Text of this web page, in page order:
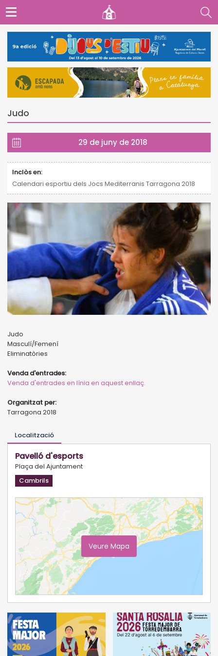
Judo
29 de juny de 2018
Inclòs en:
Calendari esportiu dels Jocs Mediterranis Tarragona 2018
Judo
Masculí/Femení
Eliminatòries
Venda d'entrades:
Venda d'entrades en línia en aquest enllaç.
Organitzat per:
Tarragona 2018
Localització
Pavelló d'esports
Plaça del Ajuntament
Cambrils
Veure Mapa